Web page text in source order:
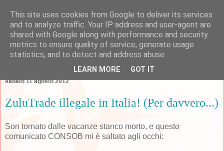
Forexperimenti
sabato 11 agosto 2012
ZuluTrade illegale in Italia! (Per davvero...)
Son tornato dalle vacanze stanco morto, e questo
comunicato CONSOB mi è saltato agli occhi:
This site uses cookies from Google to deliver its services
and to analyze traffic. Your IP address and user-agent are
shared with Google along with performance and security
metrics to ensure quality of service, generate usage
statistics, and to detect and address abuse.
LEARN MORE GOT IT